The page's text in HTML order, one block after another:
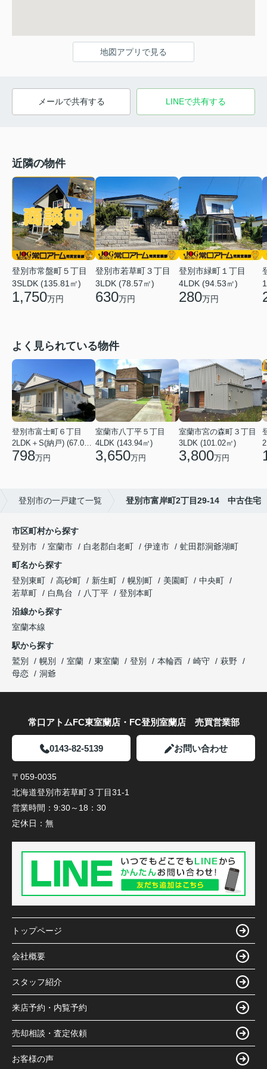
地図アプリで見る
メールで共有する LINEで共有する
近隣の物件
登別市常盤町５丁目
3SLDK (135.81㎡)
1,750万円
登別市若草町３丁目
3LDK (78.57㎡)
630万円
登別市緑町１丁目
4LDK (94.53㎡)
280万円
よく見られている物件
登別市富士町６丁目
2LDK＋S(納戸) (67.07㎡)
798万円
室蘭市八丁平５丁目
4LDK (143.94㎡)
3,650万円
室蘭市宮の森町３丁目
3LDK (101.02㎡)
3,800万円
登別市の一戸建て一覧 登別市富岸町2丁目29-14 中古住宅
市区町村から探す
登別市
室蘭市 白老郡白老町 伊達市
虻田郡洞爺湖町
町名から探す
登別東町
高砂町 新生町 幌別町 美園町
中央町
若草町
白鳥台 八丁平
登別本町
沿線から探す
室蘭本線
駅から探す
鷲別
幌別 室蘭 東室蘭 登別 本輪西 崎守
萩野
母恋
洞爺
常口アトムFC東室蘭店・FC登別室蘭店 売買営業部
0143-82-5139 お問い合わせ
〒059-0035
北海道登別市若草町３丁目31-1
営業時間： 9:30～18：30
定休日： 無
トップページ
会社概要
スタッフ紹介
来店予約・内覧予約
売却相談・査定依頼
お客様の声